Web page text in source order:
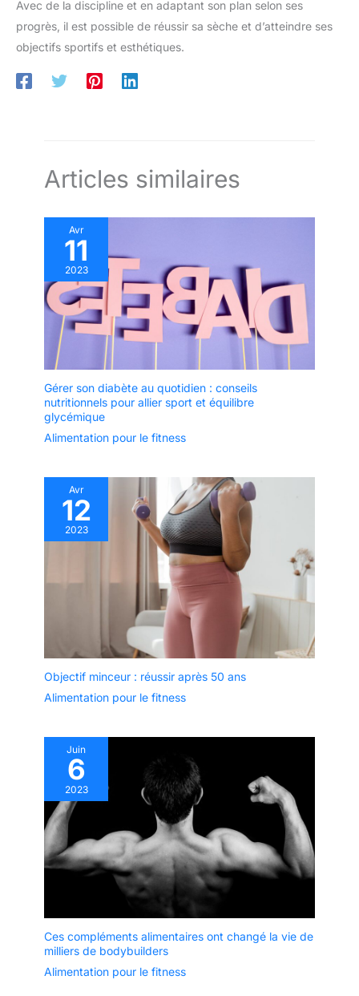
Avec de la discipline et en adaptant son plan selon ses
progrès, il est possible de réussir sa sèche et d’atteindre ses
objectifs sportifs et esthétiques.
Articles similaires
Avr
11
2023
Gérer son diabète au quotidien : conseils
nutritionnels pour allier sport et équilibre
glycémique
Alimentation pour le fitness
Avr
12
2023
Objectif minceur : réussir après 50 ans
Alimentation pour le fitness
Juin
6
2023
Ces compléments alimentaires ont changé la vie de
milliers de bodybuilders
Alimentation pour le fitness